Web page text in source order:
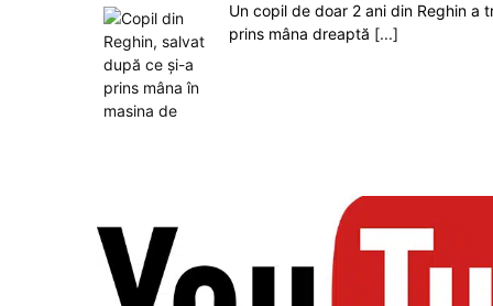
Un copil de doar 2 ani din Reghin
prins mâna dreaptă [...]